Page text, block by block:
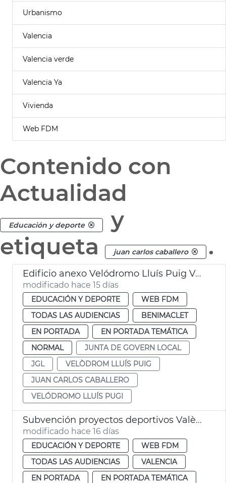
Urbanismo
Valencia
Valencia verde
Valencia Ya
Vivienda
Web FDM
Contenido con
Actualidad
Educación y deporte
y
etiqueta
juan carlos caballero .
Edificio anexo Velódromo Lluís Puig València
modificado hace 15 días
EDUCACIÓN Y DEPORTE
WEB FDM
TODAS LAS AUDIENCIAS
BENIMACLET
EN PORTADA
EN PORTADA TEMÁTICA
NORMAL
JUNTA DE GOVERN LOCAL
JGL
VELÒDROM LLUÍS PUIG
JUAN CARLOS CABALLERO
VELÓDROMO LLUÍS PUGI
Subvención proyectos deportivos València
modificado hace 16 días
EDUCACIÓN Y DEPORTE
WEB FDM
TODAS LAS AUDIENCIAS
VALENCIA
EN PORTADA
EN PORTADA TEMÁTICA